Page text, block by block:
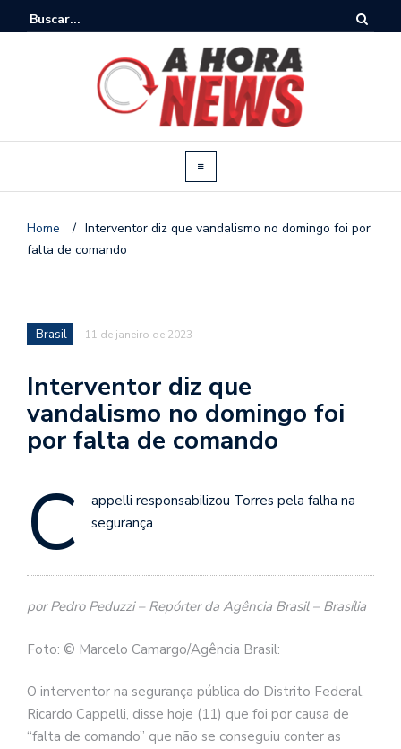
Home / Interventor diz que vandalismo no domingo foi por
falta de comando
Brasil 11 de janeiro de 2023
Interventor diz que
vandalismo no domingo foi
por falta de comando
C
appelli responsabilizou Torres pela falha na
segurança
por Pedro Peduzzi – Repórter da Agência Brasil – Brasília
Foto: © Marcelo Camargo/Agência Brasil:
O interventor na segurança pública do Distrito Federal,
Ricardo Cappelli, disse hoje (11) que foi por causa de
“falta de comando” que não se conseguiu conter as